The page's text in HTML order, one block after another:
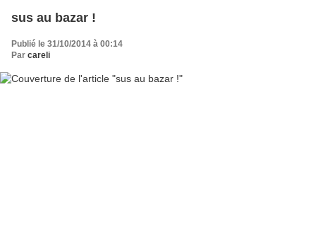
sus au bazar !
Publié le 31/10/2014 à 00:14
Par careli